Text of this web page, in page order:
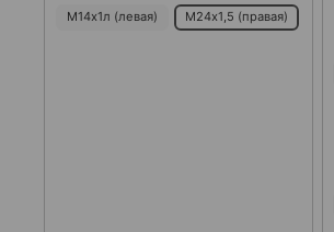
М14х1л (левая) М24х1,5 (правая)